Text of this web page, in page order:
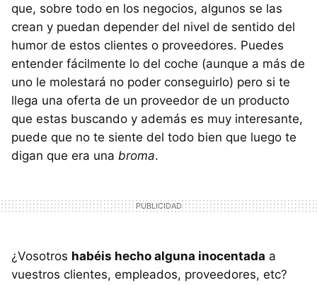
que, sobre todo en los negocios, algunos se las
crean y puedan depender del nivel de sentido del
humor de estos clientes o proveedores. Puedes
entender fácilmente lo del coche (aunque a más de
uno le molestará no poder conseguirlo) pero si te
llega una oferta de un proveedor de un producto
que estas buscando y además es muy interesante,
puede que no te siente del todo bien que luego te
digan que era una broma.
¿Vosotros habéis hecho alguna inocentada a
vuestros clientes, empleados, proveedores, etc?